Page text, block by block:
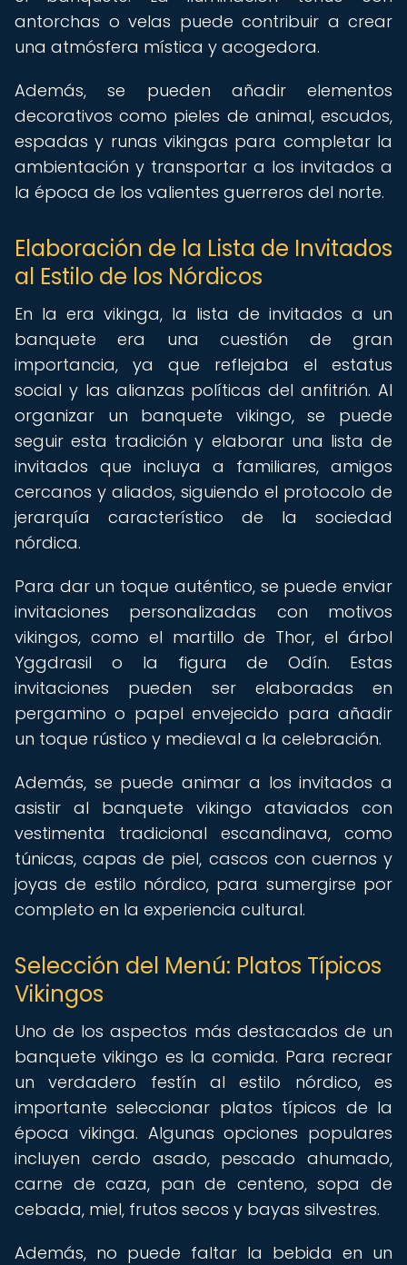
antorchas o velas puede contribuir a crear
una atmósfera mística y acogedora.
Además, se pueden añadir elementos
decorativos como pieles de animal, escudos,
espadas y runas vikingas para completar la
ambientación y transportar a los invitados a
la época de los valientes guerreros del norte.
Elaboración de la Lista de Invitados
al Estilo de los Nórdicos
En la era vikinga, la lista de invitados a un
banquete era una cuestión de gran
importancia, ya que reflejaba el estatus
social y las alianzas políticas del anfitrión. Al
organizar un banquete vikingo, se puede
seguir esta tradición y elaborar una lista de
invitados que incluya a familiares, amigos
cercanos y aliados, siguiendo el protocolo de
jerarquía característico de la sociedad
nórdica.
Para dar un toque auténtico, se puede enviar
invitaciones personalizadas con motivos
vikingos, como el martillo de Thor, el árbol
Yggdrasil o la figura de Odín. Estas
invitaciones pueden ser elaboradas en
pergamino o papel envejecido para añadir
un toque rústico y medieval a la celebración.
Además, se puede animar a los invitados a
asistir al banquete vikingo ataviados con
vestimenta tradicional escandinava, como
túnicas, capas de piel, cascos con cuernos y
joyas de estilo nórdico, para sumergirse por
completo en la experiencia cultural.
Selección del Menú: Platos Típicos
Vikingos
Uno de los aspectos más destacados de un
banquete vikingo es la comida. Para recrear
un verdadero festín al estilo nórdico, es
importante seleccionar platos típicos de la
época vikinga. Algunas opciones populares
incluyen cerdo asado, pescado ahumado,
carne de caza, pan de centeno, sopa de
cebada, miel, frutos secos y bayas silvestres.
Además, no puede faltar la bebida en un